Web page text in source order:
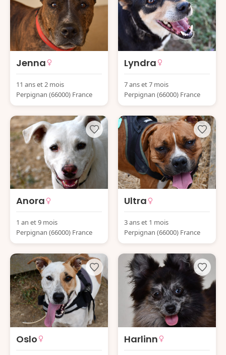
Jenna
11 ans et 2 mois
Perpignan (66000) France
Lyndra
7 ans et 7 mois
Perpignan (66000) France
Anora
1 an et 9 mois
Perpignan (66000) France
Ultra
3 ans et 1 mois
Perpignan (66000) France
Oslo Harlinn